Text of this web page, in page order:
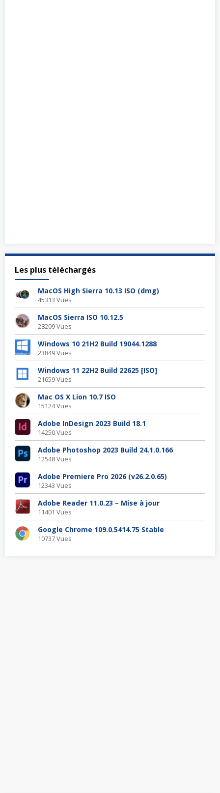
Les plus téléchargés
MacOS High Sierra 10.13 ISO (dmg)
45313 Vues
MacOS Sierra ISO 10.12.5
28209 Vues
Windows 10 21H2 Build 19044.1288
23849 Vues
Windows 11 22H2 Build 22625 [ISO]
21659 Vues
Mac OS X Lion 10.7 ISO
15124 Vues
Adobe InDesign 2023 Build 18.1
14250 Vues
Adobe Photoshop 2023 Build 24.1.0.166
12548 Vues
Adobe Premiere Pro 2026 (v26.2.0.65)
12343 Vues
Adobe Reader 11.0.23 – Mise à jour
11401 Vues
Google Chrome 109.0.5414.75 Stable
10737 Vues